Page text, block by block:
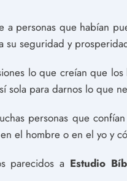
a personas que habían
su seguridad y
lo que creían que
sola para darnos lo que
personas que
el hombre o en el yo y
parecidos a Estudio